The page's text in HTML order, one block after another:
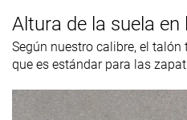
Altura de la suela
Según nuestro calibre, el
que es estándar para las